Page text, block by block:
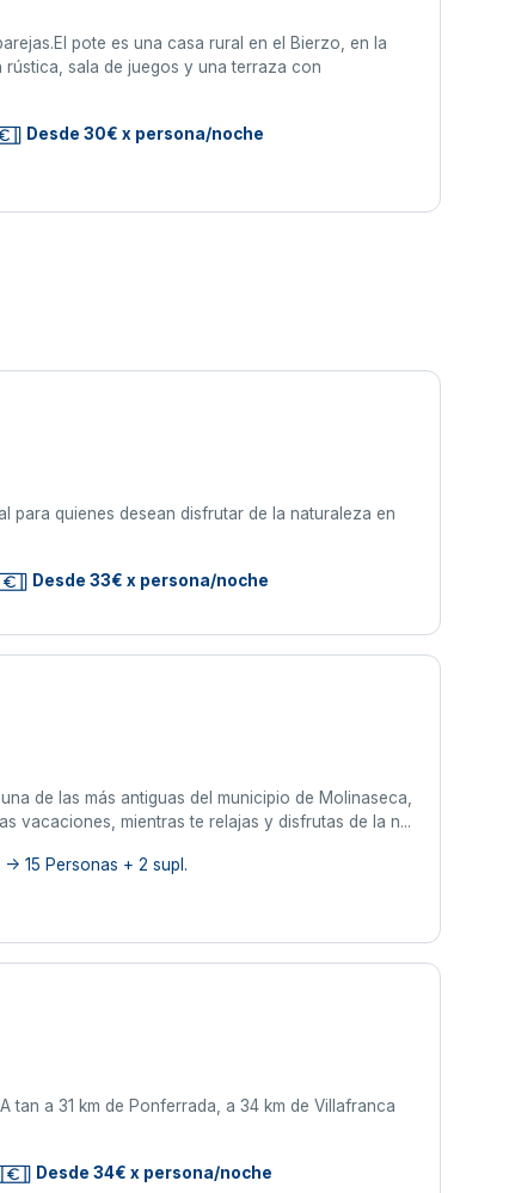
pote es una casa rural en el Bierzo, en la
sala de juegos y una terraza con
Desde 30€ x persona/noche
para quienes desean disfrutar de la naturaleza en
Desde 33€ x persona/noche
de las más antiguas del municipio de Molinaseca,
vacaciones, mientras te relajas y disfrutas de la n...
-> 15 Personas + 2 supl.
tan a 31 km de Ponferrada, a 34 km de Villafranca
Desde 34€ x persona/noche